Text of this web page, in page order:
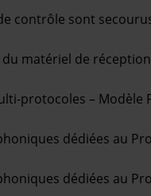
contrôle sont
matériel de réception
protocoles – Modèle
dédiées au
dédiées au